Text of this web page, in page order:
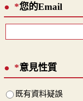
*您的Email
*意見性質
既有資料疑誤